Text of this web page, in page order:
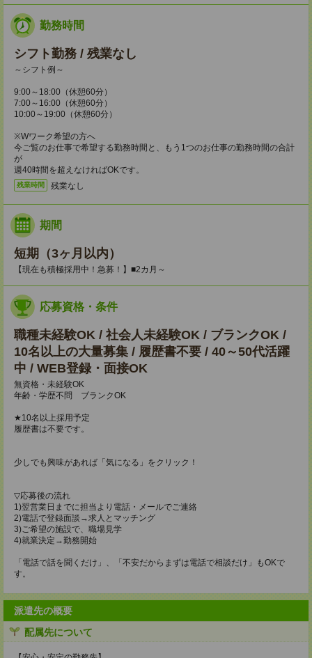
勤務時間
シフト勤務 / 残業なし
～シフト例～
9:00～18:00（休憩60分）
7:00～16:00（休憩60分）
10:00～19:00（休憩60分）
※Wワーク希望の方へ
今ご覧のお仕事で希望する勤務時間と、もう1つのお仕事の勤務時間の合計
が
週40時間を超えなければOKです。
残業時間 残業なし
期間
短期（3ヶ月以内）
【現在も積極採用中！急募！】■2カ月～
応募資格・条件
職種未経験OK / 社会人未経験OK / ブランクOK /
10名以上の大量募集 / 履歴書不要 / 40～50代活躍
中 / WEB登録・面接OK
無資格・未経験OK
年齢・学歴不問 ブランクOK
★10名以上採用予定
履歴書は不要です。
少しでも興味があれば「気になる」をクリック！
▽応募後の流れ
1)翌営業日までに担当より電話・メールでご連絡
2)電話で登録面談→求人とマッチング
3)ご希望の施設で、職場見学
4)就業決定→勤務開始
「電話で話を聞くだけ」、「不安だからまずは電話で相談だけ」もOKで
す。
派遣先の概要
配属先について